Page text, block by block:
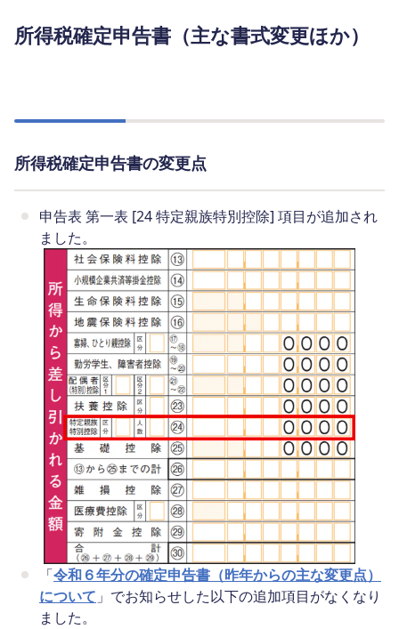
所得税確定申告書（主な書式変更ほか）
所得税確定申告書の変更点
申告表 第一表 [24 特定親族特別控除] 項目が追加され
ました。
「令和６年分の確定申告書（昨年からの主な変更点）
について 」でお知らせした以下の追加項目がなくなり
ました。